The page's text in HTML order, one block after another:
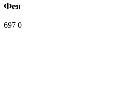
Фея
697 0